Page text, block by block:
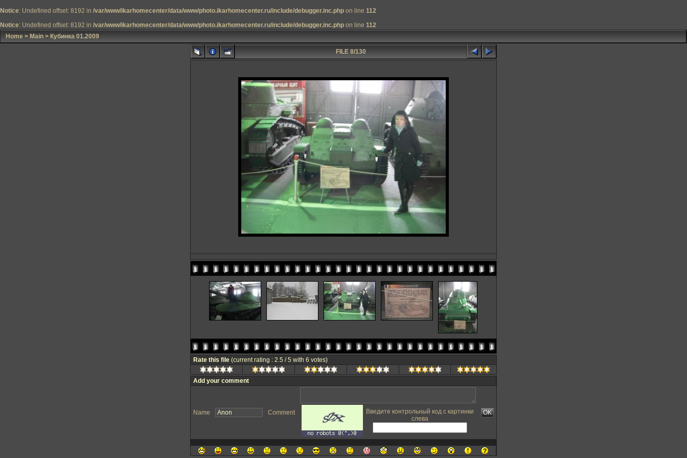
Notice: Undefined offset: 8192 in /var/www/ikarhomecenter/data/www/photo.ikarhomecenter.ru/include/debugger.inc.php on line 112
Notice: Undefined offset: 8192 in /var/www/ikarhomecenter/data/www/photo.ikarhomecenter.ru/include/debugger.inc.php on line 112
Home > Main > Кубинка 01.2009
FILE 8/130
Rate this file (current rating : 2.5 / 5 with 6 votes)
Add your comment
Name Comment
Введите контрольный код с картинки
слева